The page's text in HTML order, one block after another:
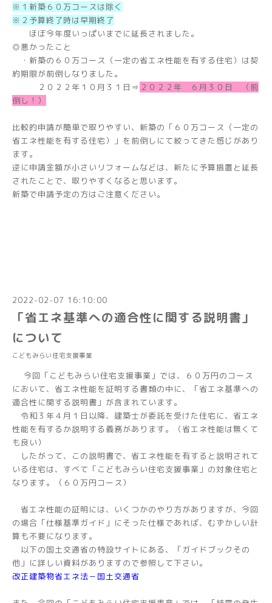
※１新築６０万コースは除く
※２予算終了時は早期終了
ほぼ今年度いっぱいまでに延長されました。
◎悪かったこと
・新築の６０万コース（一定の省エネ性能を有する住宅）は契
約期限が前倒しなりました。
２０２２年１０月３１日⇒ ２０２２年 ６月３０日 （前
倒し！）
比較的申請が簡単で取りやすい、新築の「６０万コース（一定の
省エネ性能を有する住宅）」を前倒しにて絞ってきた感じがあり
ます。
逆に申請金額が小さいリフォームなどは、新たに予算措置と延長
されたことで、取りやすくなると思います。
新築で申請予定の方はご注意ください。
2022-02-07 16:10:00
「省エネ基準への適合性に関する説明書」
について
こどもみらい住宅支援事業
今回「こどもみらい住宅支援事業」では、６０万円のコース
において、省エネ性能を証明する書類の中に、「省エネ基準への
適合性に関する説明書」が含まれています。
令和３年４月１日以降、建築士が委託を受けた住宅に、省エネ
性能を有するか説明する義務があります。（省エネ性能は無くて
も良い）
したがって、この説明書で、省エネ性能を有すると説明されて
いる住宅は、すべて「こどもみらい住宅支援事業」の対象住宅と
なります。（６０万円コース）
省エネ性能の証明には、いくつかのやり方がありますが、今回
の場合「仕様基準ガイド」にそった仕様であれば、むずかしい計
算も不要になります。
以下の国土交通省の特設サイトにある、「ガイドブックその
他」に詳しい資料がありますので参照して下さい。
改正建築物省エネ法－国土交通省